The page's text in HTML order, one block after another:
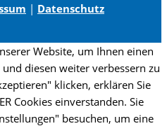
| Datenschutz
Website, um Ihnen einen
diesen weiter verbessern zu
klicken, erklären Sie
Cookies einverstanden. Sie
besuchen, um eine